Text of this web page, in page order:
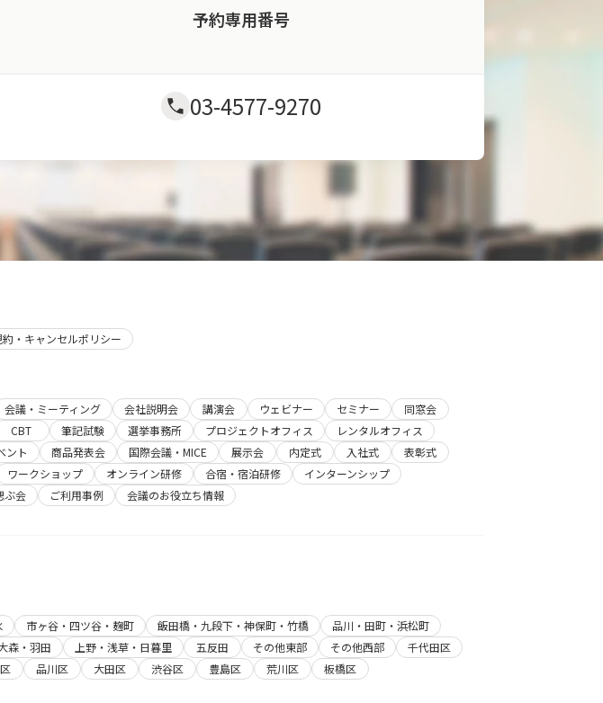
予約専用番号
03-4577-9270
・キャンセルポリシー
会議・ミーティング 会社説明会 講演会 ウェビナー セミナー
同窓会
CBT 筆記試験 選挙事務所 プロジェクトオフィス
レンタルオフィス
ント 商品発表会 国際会議・MICE 展示会 内定式 入社式
表彰式
ワークショップ オンライン研修 合宿・宿泊研修
インターンシップ
ぶ会 ご利用事例 会議のお役立ち情報
市ヶ谷・四ツ谷・麹町 飯田橋・九段下・神保町・竹橋
品川・田町・浜松町
森・羽田 上野・浅草・日暮里 五反田 その他東部 その他西部
千代田区
品川区 大田区 渋谷区 豊島区 荒川区
板橋区